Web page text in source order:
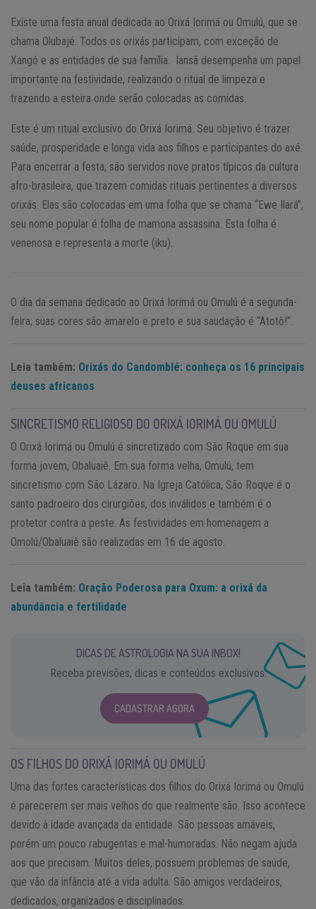
Existe uma festa anual dedicada ao Orixá Iorimá ou Omulú, que se
chama Olubajé. Todos os orixás participam, com exceção de
Xangô e as entidades de sua família. Iansã desempenha um papel
importante na festividade, realizando o ritual de limpeza e
trazendo a esteira onde serão colocadas as comidas.
Este é um ritual exclusivo do Orixá Iorimá. Seu objetivo é trazer
saúde, prosperidade e longa vida aos filhos e participantes do axé.
Para encerrar a festa, são servidos nove pratos típicos da cultura
afro-brasileira, que trazem comidas rituais pertinentes a diversos
orixás. Elas são colocadas em uma folha que se chama “Ewe Ilará”,
seu nome popular é folha de mamona assassina. Esta folha é
venenosa e representa a morte (iku).
O dia da semana dedicado ao Orixá Iorimá ou Omulú é a segunda-
feira; suas cores são amarelo e preto e sua saudação é “Atotô!”.
Leia também: Orixás do Candomblé: conheça os 16 principais
deuses africanos
SINCRETISMO RELIGIOSO DO ORIXÁ IORIMÁ OU OMULÚ
O Orixá Iorimá ou Omulú é sincretizado com São Roque em sua
forma jovem, Obaluaiê. Em sua forma velha, Omulú, tem
sincretismo com São Lázaro. Na Igreja Católica, São Roque é o
santo padroeiro dos cirurgiões, dos inválidos e também é o
protetor contra a peste. As festividades em homenagem a
Omolú/Obaluaiê são realizadas em 16 de agosto.
Leia também: Oração Poderosa para Oxum: a orixá da
abundância e fertilidade
DICAS DE ASTROLOGIA NA SUA INBOX!
Receba previsões, dicas e conteúdos exclusivos.
CADASTRAR AGORA
OS FILHOS DO ORIXÁ IORIMÁ OU OMULÚ
Uma das fortes características dos filhos do Orixá Iorimá ou Omulú
é parecerem ser mais velhos do que realmente são. Isso acontece
devido à idade avançada da entidade. São pessoas amáveis,
porém um pouco rabugentas e mal-humoradas. Não negam ajuda
aos que precisam. Muitos deles, possuem problemas de saúde,
que vão da infância até a vida adulta. São amigos verdadeiros,
dedicados, organizados e disciplinados.